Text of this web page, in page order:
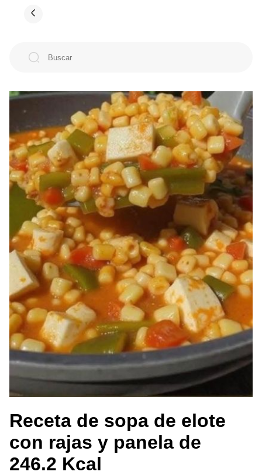
Receta de sopa de elote
con rajas y panela de
246.2 Kcal